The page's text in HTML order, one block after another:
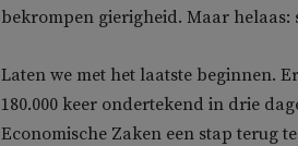
bekrompen gierigheid. Maar
Laten we met het laatste beginnen.
180.000 keer ondertekend in drie
Economische Zaken een stap terug